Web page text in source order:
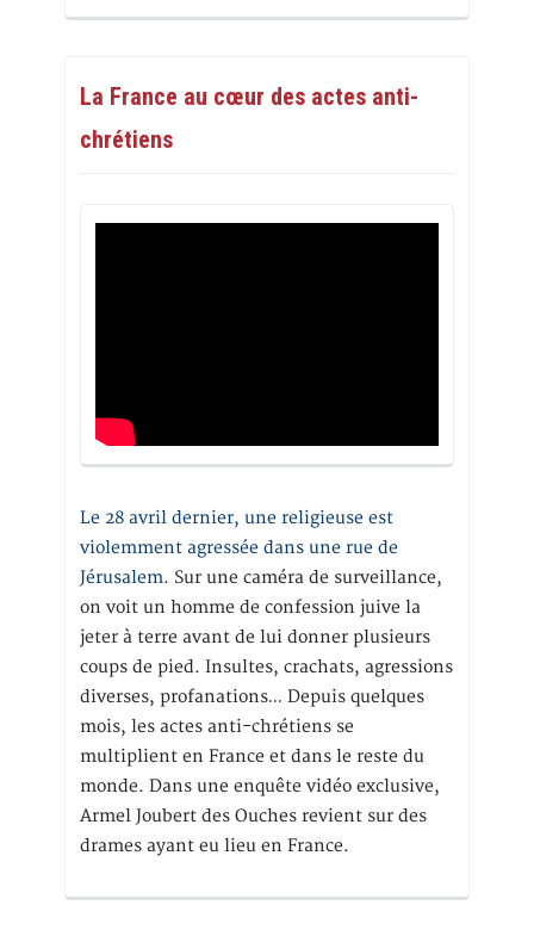
La France au cœur des actes anti-
chrétiens
Le 28 avril dernier, une religieuse est
violemment agressée dans une rue de
Jérusalem. Sur une caméra de surveillance,
on voit un homme de confession juive la
jeter à terre avant de lui donner plusieurs
coups de pied. Insultes, crachats, agressions
diverses, profanations… Depuis quelques
mois, les actes anti-chrétiens se
multiplient en France et dans le reste du
monde. Dans une enquête vidéo exclusive,
Armel Joubert des Ouches revient sur des
drames ayant eu lieu en France.